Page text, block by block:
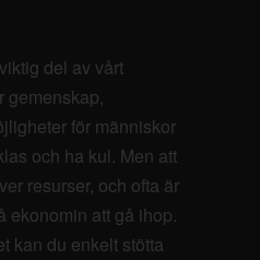
del av vårt
gemenskap,
för människor
och ha kul. Men att
resurser, och ofta är
ekonomin att gå ihop.
kan du enkelt stötta